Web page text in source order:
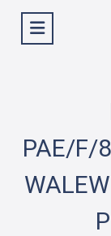
Wyświetl
PAE/F/